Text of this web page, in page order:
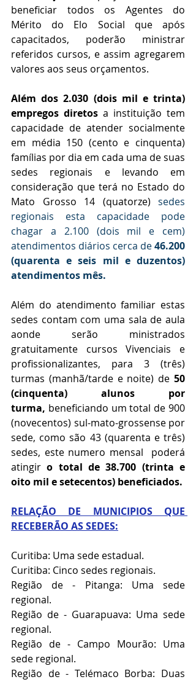
beneficiar todos os Agentes do
Mérito do Elo Social que após
capacitados, poderão ministrar
referidos cursos, e assim agregarem
valores aos seus orçamentos.
Além dos 2.030 (dois mil e trinta)
empregos diretos a instituição tem
capacidade de atender socialmente
em média 150 (cento e cinquenta)
famílias por dia em cada uma de suas
sedes regionais e levando em
consideração que terá no Estado do
Mato Grosso 14 (quatorze) sedes
regionais esta capacidade pode
chagar a 2.100 (dois mil e cem)
atendimentos diários cerca de 46.200
(quarenta e seis mil e duzentos)
atendimentos mês.
Além do atendimento familiar estas
sedes contam com uma sala de aula
aonde serão ministrados
gratuitamente cursos Vivenciais e
profissionalizantes, para 3 (três)
turmas (manhã/tarde e noite) de 50
(cinquenta) alunos por
turma, beneficiando um total de 900
(novecentos) sul-mato-grossense por
sede, como são 43 (quarenta e três)
sedes, este numero mensal  poderá
atingir o total de 38.700 (trinta e
oito mil e setecentos) beneficiados.
RELAÇÃO DE MUNICIPIOS QUE
RECEBERÃO AS SEDES:
Curitiba: Uma sede estadual.
Curitiba: Cinco sedes regionais.
Região de - Pitanga: Uma sede
regional.
Região de - Guarapuava: Uma sede
regional.
Região de - Campo Mourão: Uma
sede regional.
Região de - Telémaco Borba: Duas